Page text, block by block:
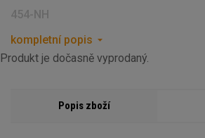
454-NH
kompletní popis
Produkt je dočasně vyprodaný.
Popis zboží